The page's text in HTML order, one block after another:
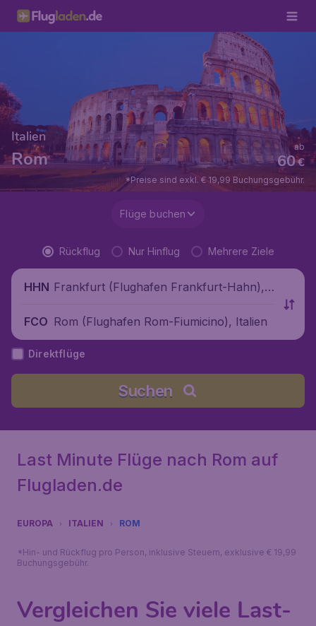
Italien
Rom €
60
ab
*Preise sind exkl. € 19,99 Buchungsgebühr.
Flüge buchen
Rückflug Nur Hinflug Mehrere Ziele
HHN Frankfurt (Flughafen Frankfurt-Hahn),
FCO Rom (Flughafen Rom-Fiumicino), Italien
Direktflüge
Suchen
Last Minute Flüge nach Rom auf
Flugladen.de
EUROPA ITALIEN ROM
*Hin- und Rückflug pro Person, inklusive Steuern, exklusive € 19,99
Buchungsgebühr.
Vergleichen Sie viele Last-